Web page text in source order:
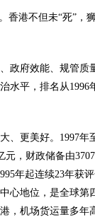
香港不但未“死”，
政府效能、规管质
水平，排名从1996
、更美好。1997年
，财政储备由
年起连续23年获
心地位，是全球第
，机场货运量多